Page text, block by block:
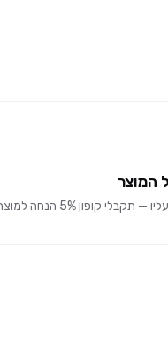
המוצר
הנחה למוצרים הבאים 🎁